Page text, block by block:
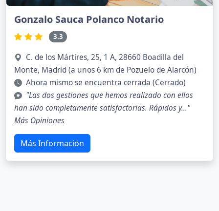
Gonzalo Sauca Polanco Notario
3.3
C. de los Mártires, 25, 1 A, 28660 Boadilla del
Monte, Madrid (a unos 6 km de Pozuelo de Alarcón)
Ahora mismo se encuentra cerrada (Cerrado)
"Las dos gestiones que hemos realizado con ellos
han sido completamente satisfactorias. Rápidos y..."
Más Opiniones
Más Información